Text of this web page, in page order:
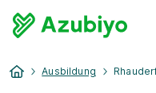
Ausbildung